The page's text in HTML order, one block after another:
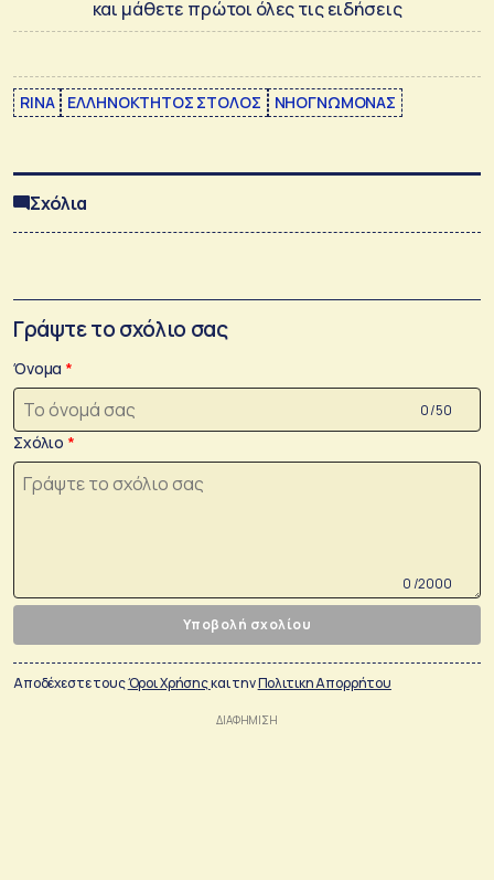
και μάθετε πρώτοι όλες τις ειδήσεις
RINA ΕΛΛΗΝΟΚΤΗΤΟΣ ΣΤΟΛΟΣ ΝΗΟΓΝΩΜΟΝΑΣ
Σχόλια
Γράψτε το σχόλιο σας
Όνομα
0 /50
Σχόλιο
0 /2000
Υποβολή σχολίου
Αποδέχεστε τουςΌροι Χρήσηςκαι τηνΠολιτικη Απορρήτου